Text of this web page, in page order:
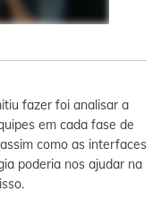
fazer foi analisar a
em cada fase de
como as interfaces
poderia nos ajudar na